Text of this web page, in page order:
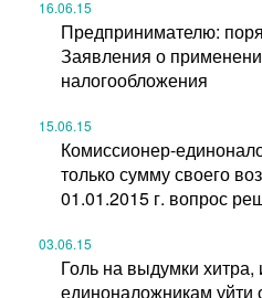
16.06.15
Предпринимателю:
Заявления о
налогообложения
15.06.15
Комиссионер-
только сумму своего
01.01.2015 г. вопрос
03.06.15
Голь на выдумки
единоналожникам